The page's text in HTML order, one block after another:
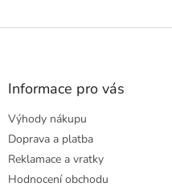
Z
Informace pro vás
Výhody nákupu
Doprava a platba
Reklamace a vratky
Hodnocení obchodu